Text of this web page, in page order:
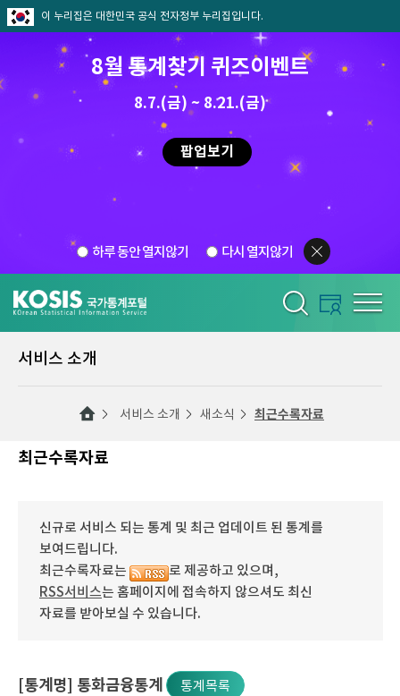
이 누리집은 대한민국 공식 전자정부 누리집입니다.
8월 통계찾기 퀴즈이벤트
8.7.(금) ~ 8.21.(금)
팝업보기
하루 동안 열지않기 다시 열지않기
서비스 소개
서비스 소개 새소식 최근수록자료
최근수록자료
신규로 서비스 되는 통계 및 최근 업데이트 된 통계를
보여드립니다.
최근수록자료는
로 제공하고 있으며,
RSS서비스는 홈페이지에 접속하지 않으셔도 최신
자료를 받아보실 수 있습니다.
[통계명] 통화금융통계 통계목록